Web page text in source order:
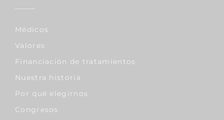
Médicos
Valores
Financiación de tratamientos
Nuestra historia
Por qué elegirnos
Congresos